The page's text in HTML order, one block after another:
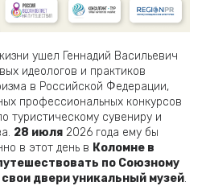
ушел Геннадий Васильевич
идеологов и практиков
в Российской Федерации,
профессиональных конкурсов
туристическому сувениру и
28 июля 2026 года ему бы
в этот день в Коломне в
по Союзному
двери уникальный музей.